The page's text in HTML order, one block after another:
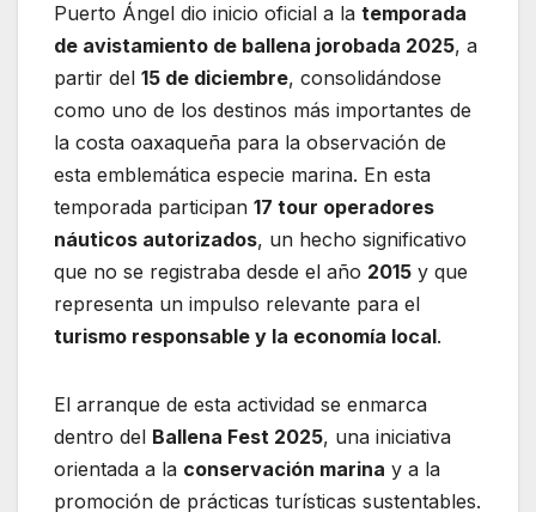
Puerto Ángel dio inicio oficial a la temporada
de avistamiento de ballena jorobada 2025, a
partir del 15 de diciembre, consolidándose
como uno de los destinos más importantes de
la costa oaxaqueña para la observación de
esta emblemática especie marina. En esta
temporada participan 17 tour operadores
náuticos autorizados, un hecho significativo
que no se registraba desde el año 2015 y que
representa un impulso relevante para el
turismo responsable y la economía local.
El arranque de esta actividad se enmarca
dentro del Ballena Fest 2025, una iniciativa
orientada a la conservación marina y a la
promoción de prácticas turísticas sustentables.